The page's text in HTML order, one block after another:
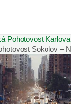
Pohotovost
Sokolov –